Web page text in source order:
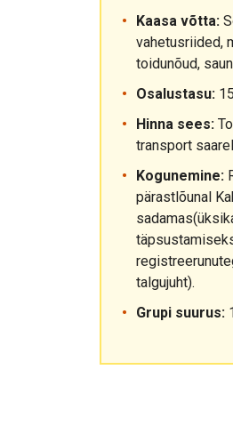
Kaasa võtta:
vahetusriided,
toidunõud,
Osalustasu:
Hinna sees:
transport
Kogunemine:
pärastlõunal
talgujuht).
Grupi suurus: